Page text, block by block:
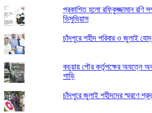
প্রকাশিত হলো রফিকুজ্জামান রণি
ভিসুভিয়াস
চাঁদপুরে শহীদ পরিবার ও জুলাই
কচুয়ায় পৌর কর্তৃপক্ষের অযত্নে
গাড়ি
চাঁদপুরে জুলাই শহীদদের স্মরণে